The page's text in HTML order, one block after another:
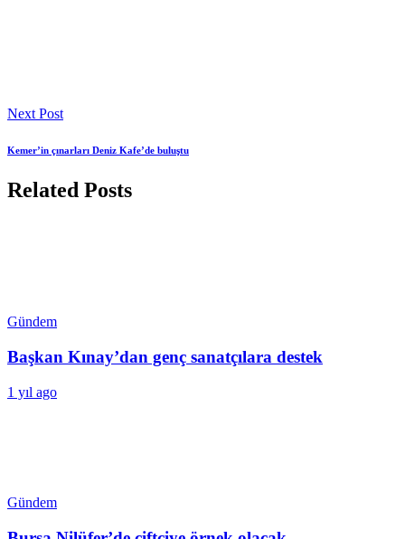
Next Post
Kemer’in çınarları Deniz Kafe’de buluştu
Related Posts
Gündem
Başkan Kınay’dan genç sanatçılara destek
1 yıl ago
Gündem